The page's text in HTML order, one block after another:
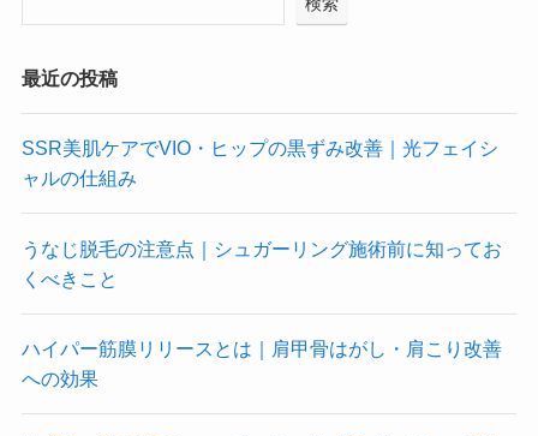
検索
最近の投稿
SSR美肌ケアでVIO・ヒップの黒ずみ改善｜光フェイシ
ャルの仕組み
うなじ脱毛の注意点｜シュガーリング施術前に知ってお
くべきこと
ハイパー筋膜リリースとは｜肩甲骨はがし・肩こり改善
への効果